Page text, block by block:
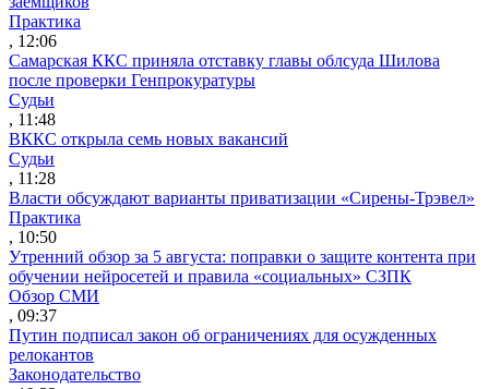
Практика
, 12:06
Самарская ККС приняла отставку главы облсуда Шилова
после проверки Генпрокуратуры
Судьи
, 11:48
ВККС открыла семь новых вакансий
Судьи
, 11:28
Власти обсуждают варианты приватизации «Сирены-Трэвел»
Практика
, 10:50
Утренний обзор за 5 августа: поправки о защите контента при
обучении нейросетей и правила «социальных» СЗПК
Обзор СМИ
, 09:37
Путин подписал закон об ограничениях для осужденных
релокантов
Законодательство